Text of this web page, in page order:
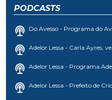
PODCASTS
Do Avesso - Programa do
Adelor Lessa - Carla Ayres,
Adelor Lessa - Programa
Adelor Lessa - Prefeito de